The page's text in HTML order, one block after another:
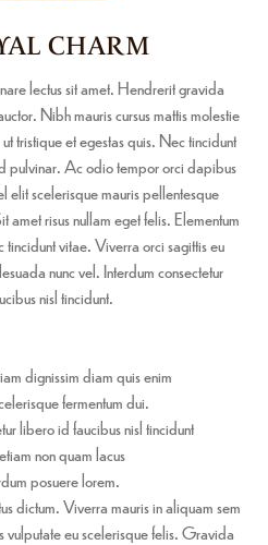
CHARM
lectus sit amet. Hendrerit gravida
Nibh mauris cursus mattis molestie
tristique et egestas quis. Nec tincidunt
pulvinar. Ac odio tempor orci dapibus
elit scelerisque mauris pellentesque
risus nullam eget felis. Elementum
vitae. Viverra orci sagittis eu
nunc vel. Interdum consectetur
nisl tincidunt.
dignissim diam quis enim
fermentum dui.
libero id faucibus nisl tincidunt
non quam lacus
posuere lorem.
dictum. Viverra mauris in aliquam sem
vulputate eu scelerisque felis. Gravida